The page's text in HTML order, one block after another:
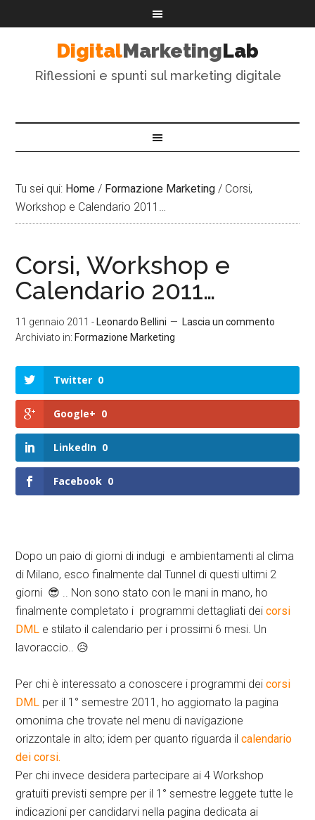
DigitalMarketingLab
Riflessioni e spunti sul marketing digitale
Tu sei qui: Home / Formazione Marketing / Corsi,
Workshop e Calendario 2011…
Corsi, Workshop e
Calendario 2011…
11 gennaio 2011 - Leonardo Bellini
Lascia un commento
Archiviato in: Formazione Marketing
Twitter 0
Google+ 0
LinkedIn 0
Facebook 0
Dopo un paio di giorni di indugi e ambientamenti al clima
di Milano, esco finalmente dal Tunnel di questi ultimi 2
giorni 😎 .. Non sono stato con le mani in mano, ho
finalmente completato i programmi dettagliati deicorsi
DML e stilato il calendario per i prossimi 6 mesi. Un
lavoraccio.. 😥
Per chi è interessato a conoscere i programmi deicorsi
DML per il 1° semestre 2011, ho aggiornato la pagina
omonima che trovate nel menu di navigazione
orizzontale in alto; idem per quanto riguarda ilcalendario
dei corsi.
Per chi invece desidera partecipare ai 4 Workshop
gratuiti previsti sempre per il 1° semestre leggete tutte le
indicazioni per candidarvi nella pagina dedicata ai